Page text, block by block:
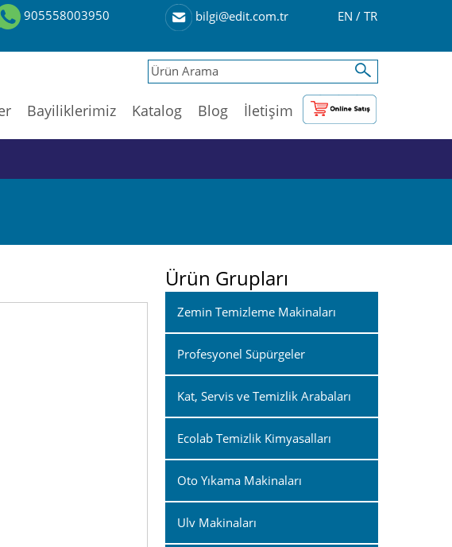
905558003950 bilgi@edit.com.tr EN / TR
Bayiliklerimiz Katalog Blog İletişim
Ürün Grupları
Zemin Temizleme Makinaları
Profesyonel Süpürgeler
Kat, Servis ve Temizlik Arabaları
Ecolab Temizlik Kimyasalları
Oto Yıkama Makinaları
Ulv Makinaları